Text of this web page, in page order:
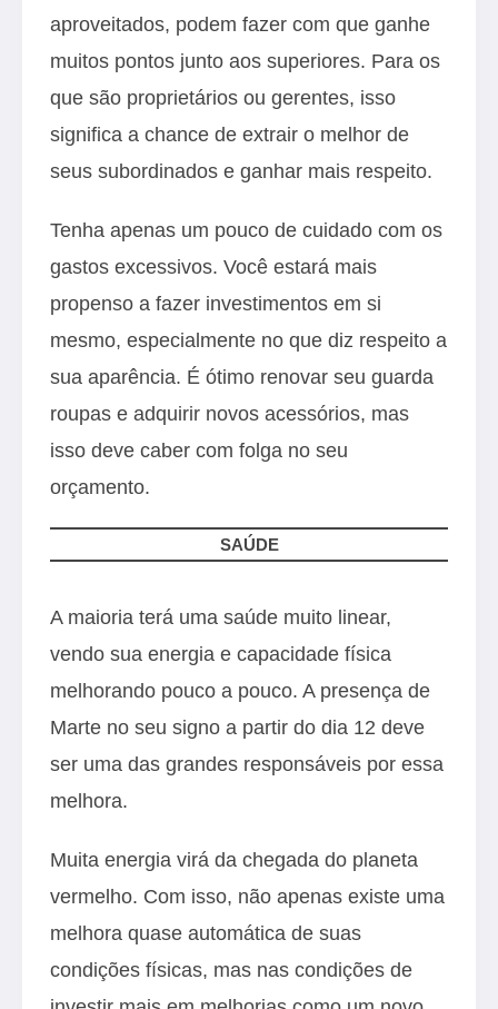
aproveitados, podem fazer com que ganhe
muitos pontos junto aos superiores. Para os
que são proprietários ou gerentes, isso
significa a chance de extrair o melhor de
seus subordinados e ganhar mais respeito.
Tenha apenas um pouco de cuidado com os
gastos excessivos. Você estará mais
propenso a fazer investimentos em si
mesmo, especialmente no que diz respeito a
sua aparência. É ótimo renovar seu guarda
roupas e adquirir novos acessórios, mas
isso deve caber com folga no seu
orçamento.
SAÚDE
A maioria terá uma saúde muito linear,
vendo sua energia e capacidade física
melhorando pouco a pouco. A presença de
Marte no seu signo a partir do dia 12 deve
ser uma das grandes responsáveis por essa
melhora.
Muita energia virá da chegada do planeta
vermelho. Com isso, não apenas existe uma
melhora quase automática de suas
condições físicas, mas nas condições de